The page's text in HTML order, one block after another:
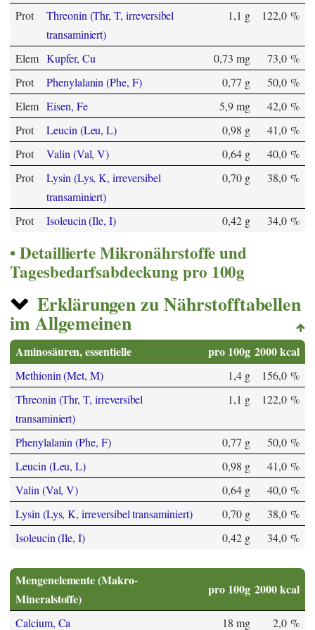
Prot
Threonin (Thr, T, irreversibel
transaminiert)
1,1 g 122,0 %
Elem Kupfer, Cu 0,73 mg
73,0 %
Prot
Phenylalanin (Phe, F) 0,77 g
50,0 %
Elem Eisen, Fe 5,9 mg
42,0 %
Prot
Leucin (Leu, L) 0,98 g
41,0 %
Prot
Valin (Val, V) 0,64 g
40,0 %
Prot
Lysin (Lys, K, irreversibel
transaminiert)
0,70 g 38,0 %
Prot Isoleucin (Ile, I) 0,42 g 34,0 %
Detaillierte Mikronährstoffe und
Tagesbedarfsabdeckung pro 100g
Erklärungen zu Nährstofftabellen
im Allgemeinen
Aminosäuren, essentielle pro 100g 2000 kcal
Methionin (Met, M) 1,4 g
156,0 %
Threonin (Thr, T, irreversibel
transaminiert)
1,1 g 122,0 %
Phenylalanin (Phe, F) 0,77 g
50,0 %
Leucin (Leu, L)
0,98 g
41,0 %
Valin (Val, V)
0,64 g
40,0 %
Lysin (Lys, K, irreversibel transaminiert)
0,70 g
38,0 %
Isoleucin (Ile, I)
0,42 g 34,0 %
Mengenelemente (Makro-
Mineralstoffe)
pro 100g 2000 kcal
Calcium, Ca 18 mg 2,0 %